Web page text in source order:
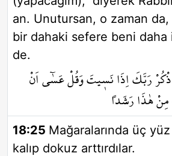
an. Unutursan, o zaman
bir dahaki sefere beni daha
de.
رَبَّكَ اِذَا نَس۪يتَ وَقُلْ عَسٰٓى اَنْ
هٰذَا رَشَداً
18:25 Mağaralarında üç yüz
kalıp dokuz arttırdılar.